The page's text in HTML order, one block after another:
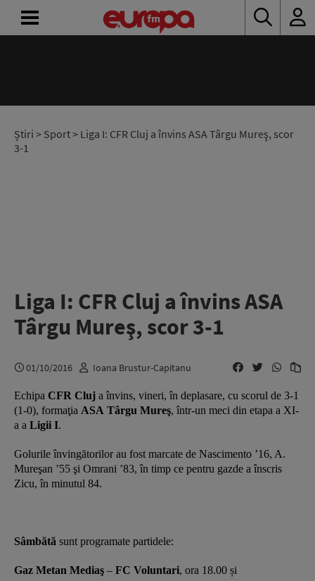
Știri > Sport> Liga I: CFR Cluj a învins ASA Târgu Mureş, scor
3-1
Liga I: CFR Cluj a învins ASA
Târgu Mureş, scor 3-1
01/10/2016 Ioana Brustur-Capitanu
Echipa CFR Cluj a învins, vineri, în deplasare, cu scorul de 3-1
(1-0), formaţia ASA Târgu Mureş, într-un meci din etapa a XI-
a a Ligii I.
Golurile învingătorilor au fost marcate de Nascimento ’16, A.
Mureşan ’55 şi Omrani ’83, în timp ce pentru gazde a înscris
Zicu, în minutul 84.
Sâmbătă sunt programate partidele:
Gaz Metan Mediaş – FC Voluntari, ora 18.00 și
RADIO